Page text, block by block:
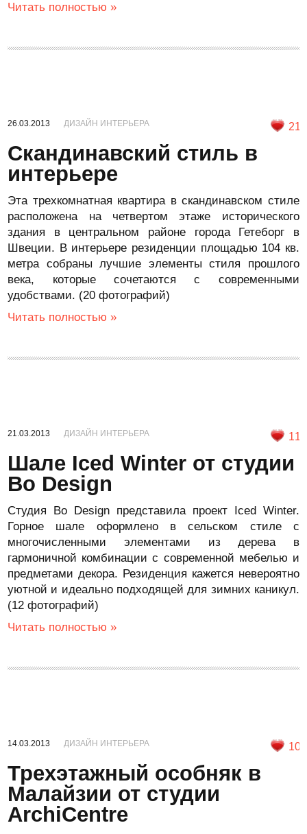
Читать полностью »
26.03.2013 ДИЗАЙН ИНТЕРЬЕРА 21
Скандинавский стиль в
интерьере
Эта трехкомнатная квартира в скандинавском стиле
расположена на четвертом этаже исторического
здания в центральном районе города Гетеборг в
Швеции. В интерьере резиденции площадью 104 кв.
метра собраны лучшие элементы стиля прошлого
века, которые сочетаются с современными
удобствами. (20 фотографий)
Читать полностью »
21.03.2013 ДИЗАЙН ИНТЕРЬЕРА 11
Шале Iced Winter от студии
Bo Design
Студия Bo Design представила проект Iced Winter.
Горное шале оформлено в сельском стиле с
многочисленными элементами из дерева в
гармоничной комбинации с современной мебелью и
предметами декора. Резиденция кажется невероятно
уютной и идеально подходящей для зимних каникул.
(12 фотографий)
Читать полностью »
14.03.2013 ДИЗАЙН ИНТЕРЬЕРА 10
Трехэтажный особняк в
Малайзии от студии
ArchiCentre